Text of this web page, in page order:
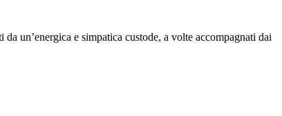
un’energica e simpatica custode, a volte accompagnati dai